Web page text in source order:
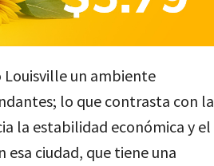
Louisville un ambiente
lo que contrasta con la
la estabilidad económica y el
ciudad, que tiene una